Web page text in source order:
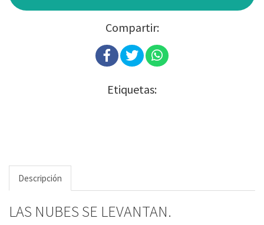
Compartir:
Etiquetas:
Descripción
LAS NUBES SE LEVANTAN.